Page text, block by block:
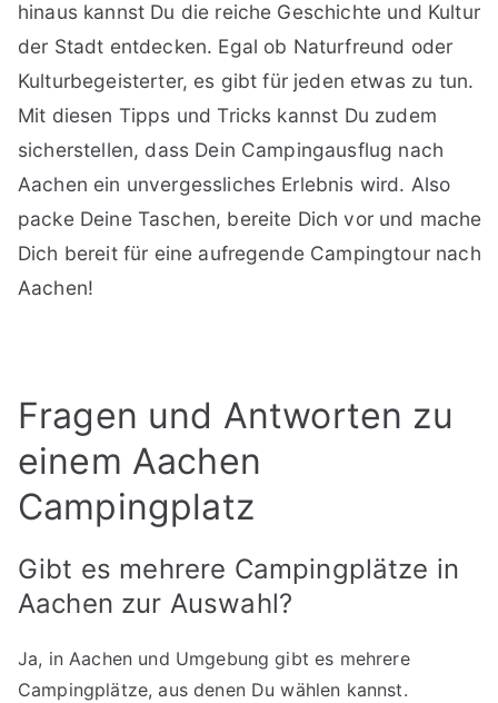
hinaus kannst Du die reiche Geschichte und Kultur
der Stadt entdecken. Egal ob Naturfreund oder
Kulturbegeisterter, es gibt für jeden etwas zu tun.
Mit diesen Tipps und Tricks kannst Du zudem
sicherstellen, dass Dein Campingausflug nach
Aachen ein unvergessliches Erlebnis wird. Also
packe Deine Taschen, bereite Dich vor und mache
Dich bereit für eine aufregende Campingtour nach
Aachen!
Fragen und Antworten zu
einem Aachen
Campingplatz
Gibt es mehrere Campingplätze in
Aachen zur Auswahl?
Ja, in Aachen und Umgebung gibt es mehrere
Campingplätze, aus denen Du wählen kannst.